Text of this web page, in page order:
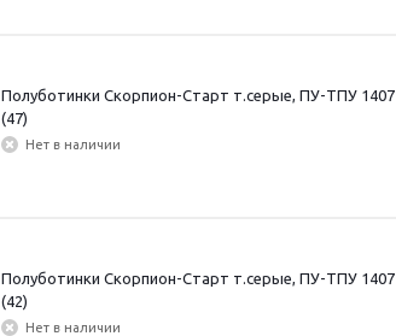
Полуботинки Скорпион-Старт т.серые, ПУ-ТПУ 1407
(47)
Нет в наличии
Полуботинки Скорпион-Старт т.серые, ПУ-ТПУ 1407
(42)
Нет в наличии